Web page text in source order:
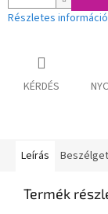
Részletes információ
KÉRDÉS
Leírás
Termék